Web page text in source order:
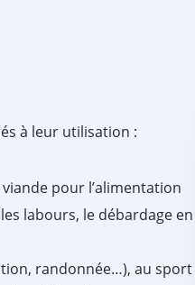
à leur utilisation :
pour l’alimentation
labours, le débardage en
randonnée…), au